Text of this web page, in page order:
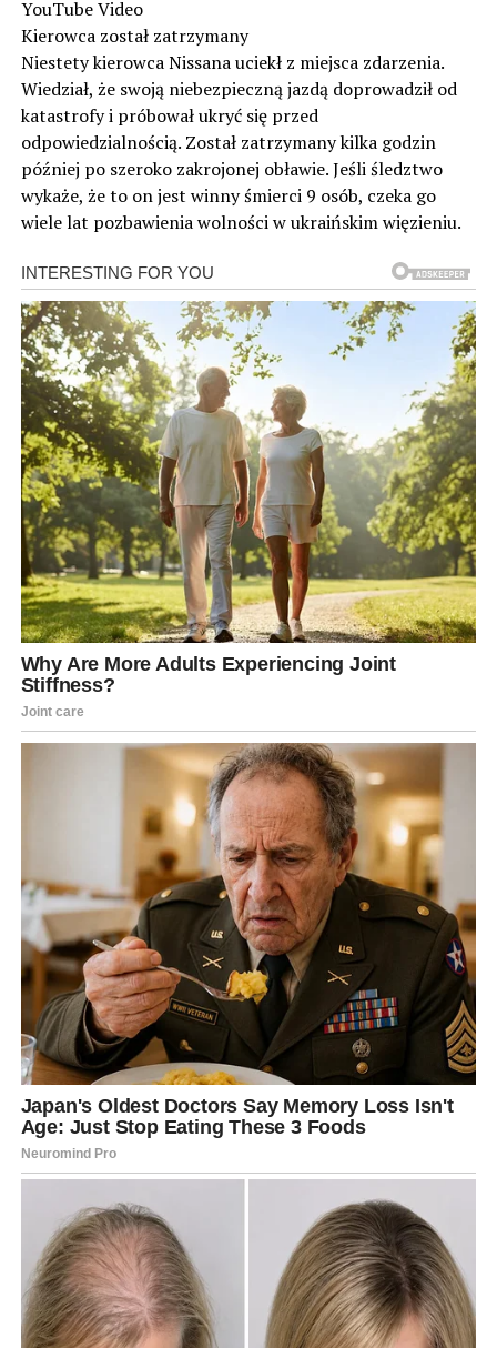
YouTube Video
Kierowca został zatrzymany
Niestety kierowca Nissana uciekł z miejsca zdarzenia.
Wiedział, że swoją niebezpieczną jazdą doprowadził od
katastrofy i próbował ukryć się przed
odpowiedzialnością. Został zatrzymany kilka godzin
później po szeroko zakrojonej obławie. Jeśli śledztwo
wykaże, że to on jest winny śmierci 9 osób, czeka go
wiele lat pozbawienia wolności w ukraińskim więzieniu.